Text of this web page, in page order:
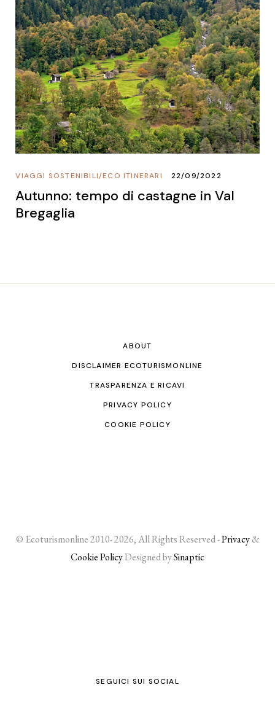
ECO ITINERARI
/
VIAGGI SOSTENIBILI 22/09/2022
Autunno: tempo di castagne in Val
Bregaglia
ABOUT
DISCLAIMER ECOTURISMONLINE
TRASPARENZA E RICAVI
PRIVACY POLICY
COOKIE POLICY
© Ecoturismonline 2010- 2026, All Rights Reserved -Privacy&
Cookie PolicyDesigned bySinaptic
SEGUICI SUI SOCIAL